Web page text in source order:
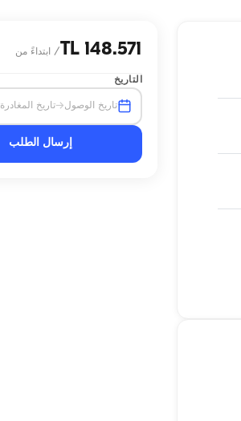
148.571 TL
/ ابتداءً من
التاريخ
تاريخ الوصول→تاريخ المغادرة
إرسال الطلب